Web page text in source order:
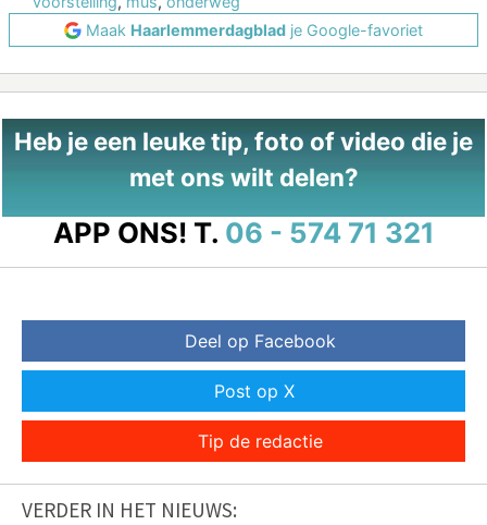
Maak Haarlemmerdagblad je Google-favoriet
Heb je een leuke tip, foto of video die je
met ons wilt delen?
APP ONS! T. 06 - 574 71 321
Deel op Facebook
Post op X
Tip de redactie
VERDER IN HET NIEUWS: